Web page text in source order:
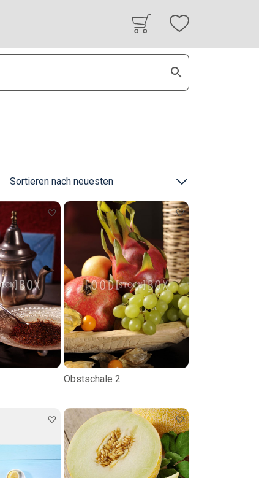
Obstschale 2